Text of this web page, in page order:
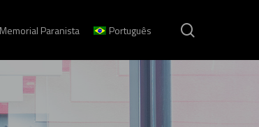
Memorial Paranista Português